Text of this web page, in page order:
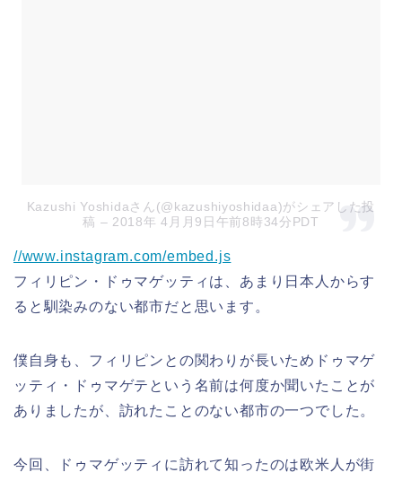
Kazushi Yoshidaさん(@kazushiyoshidaa)がシェアした投
稿 – 2018年 4月月9日午前8時34分PDT
//www.instagram.com/embed.js
フィリピン・ドゥマゲッティは、あまり日本人からす
ると馴染みのない都市だと思います。
僕自身も、フィリピンとの関わりが長いためドゥマゲ
ッティ・ドゥマゲテという名前は何度か聞いたことが
ありましたが、訪れたことのない都市の一つでした。
今回、ドゥマゲッティに訪れて知ったのは欧米人が街